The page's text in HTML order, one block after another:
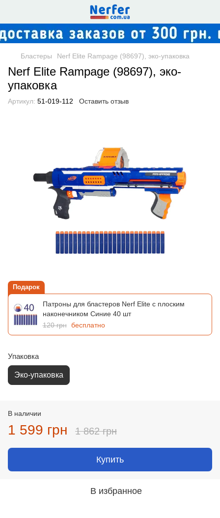
Бластеры Nerf Elite Rampage (98697), эко-упаковка
Nerf Elite Rampage (98697), эко-
упаковка
Артикул: 51-019-112 Оставить отзыв
Подарок
Патроны для бластеров Nerf Elite с плоским
наконечником Синие 40 шт
120 грн бесплатно
Упаковка
Эко-упаковка
В наличии
1 599 грн 1 862 грн
Купить
В избранное